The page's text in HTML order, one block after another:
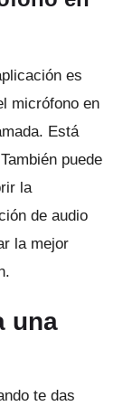
es
micrófono en
Está
También puede
la
de audio
la mejor
una
te das